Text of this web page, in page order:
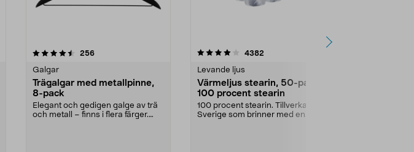
256recensioner
Galgar
Trägalgar med metallpinne,
8-pack
Elegant och gedigen galge av trä
och metall – finns i flera färger.
4.0av 5 stjärnor 4382
Levande ljus
Värmeljus stearin, 50-pack,
100 procent stearin
100 procent stearin. Tillverkade i
Sverige som brinner med en
4.5av 5 stjärnor